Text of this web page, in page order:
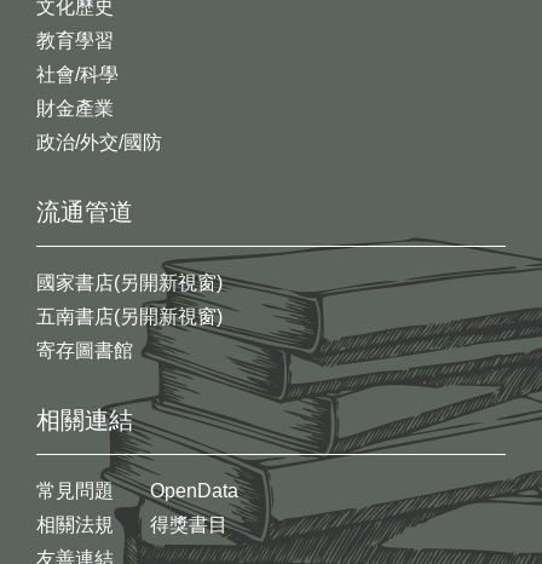
文化歷史
教育學習
社會/科學
財金產業
政治/外交/國防
流通管道
國家書店(另開新視窗)
五南書店(另開新視窗)
寄存圖書館
相關連結
常見問題
相關法規
友善連結
OpenData
得獎書目